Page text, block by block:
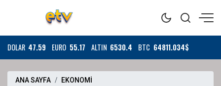
DOLAR 47.59 EURO 55.17 ALTIN 6530.4 BTC 64811.034$
ANA SAYFA
EKONOMİ